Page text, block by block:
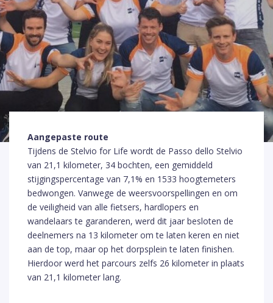
Aangepaste route
Tijdens de Stelvio for Life wordt de Passo dello Stelvio
van 21,1 kilometer, 34 bochten, een gemiddeld
stijgingspercentage van 7,1% en 1533 hoogtemeters
bedwongen. Vanwege de weersvoorspellingen en om
de veiligheid van alle fietsers, hardlopers en
wandelaars te garanderen, werd dit jaar besloten de
deelnemers na 13 kilometer om te laten keren en niet
aan de top, maar op het dorpsplein te laten finishen.
Hierdoor werd het parcours zelfs 26 kilometer in plaats
van 21,1 kilometer lang.